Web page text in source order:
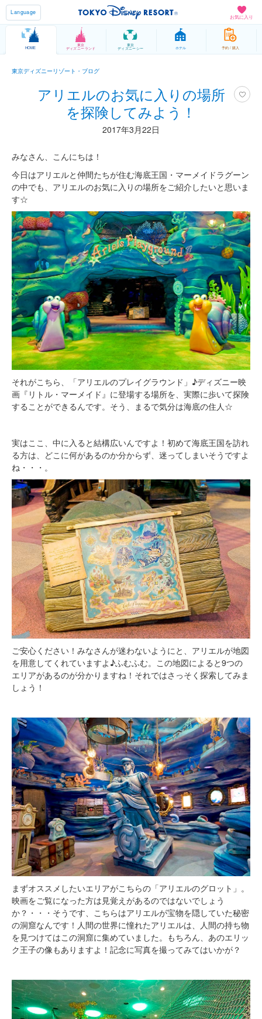
お気に入り
Language
HOME
東京
ディズニーランド
東京
ディズニーシー ホテル 予約 / 購入
東京ディズニーリゾート・ブログ
アリエルのお気に入りの場所
を探険してみよう！
2017年3月22日
みなさん、こんにちは！
今日はアリエルと仲間たちが住む海底王国・マーメイドラグーン
の中でも、アリエルのお気に入りの場所をご紹介したいと思いま
す☆
それがこちら、「アリエルのプレイグラウンド」♪ディズニー映
画『リトル・マーメイド』に登場する場所を、実際に歩いて探険
することができるんです。そう、まるで気分は海底の住人☆
実はここ、中に入ると結構広いんですよ！初めて海底王国を訪れ
る方は、どこに何があるのか分からず、迷ってしまいそうですよ
ね・・・。
ご安心ください！みなさんが迷わないようにと、アリエルが地図
を用意してくれていますよ♪ふむふむ。この地図によると9つの
エリアがあるのが分かりますね！それではさっそく探索してみま
しょう！
まずオススメしたいエリアがこちらの「アリエルのグロット」。
映画をご覧になった方は見覚えがあるのではないでしょう
か？・・・そうです、こちらはアリエルが宝物を隠していた秘密
の洞窟なんです！人間の世界に憧れたアリエルは、人間の持ち物
を見つけてはこの洞窟に集めていました。もちろん、あのエリッ
ク王子の像もありますよ！記念に写真を撮ってみてはいかが？